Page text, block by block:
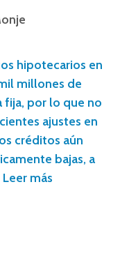
hipotecarios en
millones de
fija, por lo que no
ajustes en
créditos aún
bajas, a
Leer más